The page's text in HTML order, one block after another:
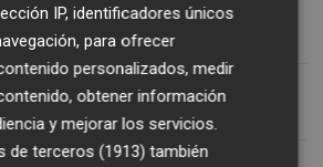
IP, identificadores únicos
para ofrecer
personalizados, medir
obtener información
y mejorar los servicios.
de terceros (1913) también